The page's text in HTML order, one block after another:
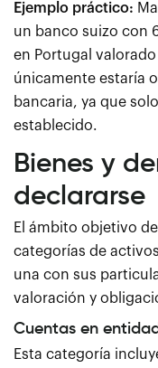
Ejemplo práctico:
un banco suizo con
en Portugal
únicamente estaría
bancaria, ya que
establecido.
Bienes y
declararse
El ámbito objetivo
categorías de
una con sus
valoración y
Cuentas en
Esta categoría